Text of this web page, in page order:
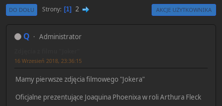
DO DOŁU Strony 1 2 AKCJE UŻYTKOWNIKA
Q Administrator
16 Wrzesień 2018, 23:36:15
Mamy pierwsze zdjęcia filmowego "Jokera"
Oficjalne prezentujące Joaquina Phoenixa w roli Arthura Fleck